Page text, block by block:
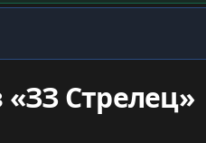
«ЗЗ Стрелец»